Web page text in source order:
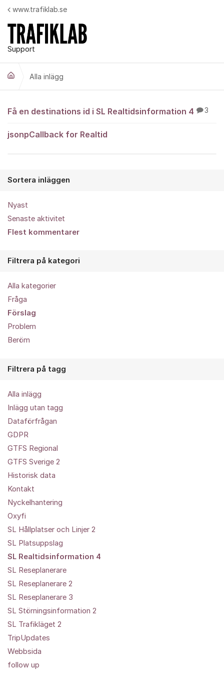
Hoppa till innehåll
Support
www.trafiklab.se
Alla inlägg
Alla inlägg
Få en destinations id i SL Realtidsinformation 4 3
jsonpCallback for Realtid
Sortera inläggen
Nyast
Senaste aktivitet
Flest kommentarer
Filtrera på kategori
Alla kategorier
Fråga
Förslag
Problem
Beröm
Filtrera på tagg
Alla inlägg
Inlägg utan tagg
Dataförfrågan
GDPR
GTFS Regional
GTFS Sverige 2
Historisk data
Kontakt
Nyckelhantering
Oxyfi
SL Hållplatser och Linjer 2
SL Platsuppslag
SL Realtidsinformation 4
SL Reseplanerare
SL Reseplanerare 2
SL Reseplanerare 3
SL Störningsinformation 2
SL Trafikläget 2
TripUpdates
Webbsida
follow up